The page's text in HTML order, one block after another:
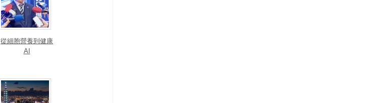
從細胞營養到健康
AI